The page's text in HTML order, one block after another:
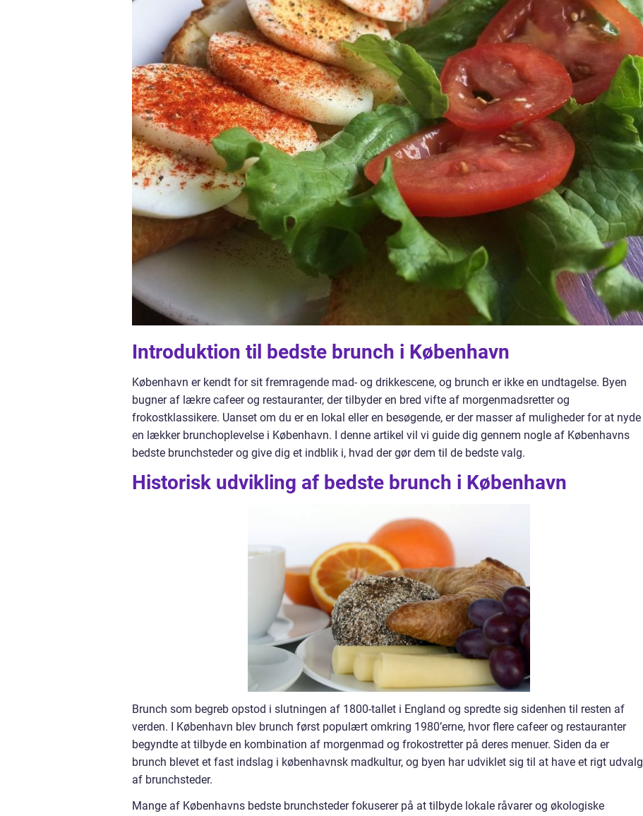
Introduktion til bedste brunch i København
København er kendt for sit fremragende mad- og drikkescene, og brunch er ikke en undtagelse. Byen
bugner af lækre cafeer og restauranter, der tilbyder en bred vifte af morgenmadsretter og
frokostklassikere. Uanset om du er en lokal eller en besøgende, er der masser af muligheder for at nyde
en lækker brunchoplevelse i København. I denne artikel vil vi guide dig gennem nogle af Københavns
bedste brunchsteder og give dig et indblik i, hvad der gør dem til de bedste valg.
Historisk udvikling af bedste brunch i København
Brunch som begreb opstod i slutningen af 1800-tallet i England og spredte sig sidenhen til resten af
verden. I København blev brunch først populært omkring 1980’erne, hvor flere cafeer og restauranter
begyndte at tilbyde en kombination af morgenmad og frokostretter på deres menuer. Siden da er
brunch blevet et fast indslag i københavnsk madkultur, og byen har udviklet sig til at have et rigt udvalg
af brunchsteder.
Mange af Københavns bedste brunchsteder fokuserer på at tilbyde lokale råvarer og økologiske